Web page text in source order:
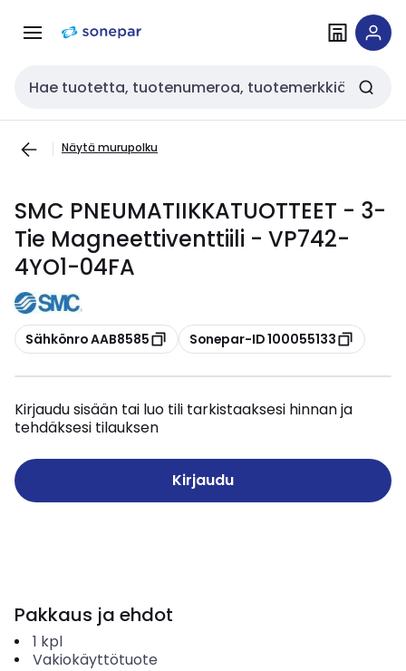
navigointiinsisältöön
Haku
Näytä murupolku
SMC PNEUMATIIKKATUOTTEET - 3-
Tie Magneettiventtiili - VP742-
4YO1-04FA
Kopioi
Sähkönro AAB8585 Kopioi
Sonepar-ID 100055133
Kirjaudu sisään tai luo tili tarkistaaksesi hinnan ja
tehdäksesi tilauksen
Kirjaudu
Pakkaus ja ehdot
1 kpl
Vakiokäyttötuote